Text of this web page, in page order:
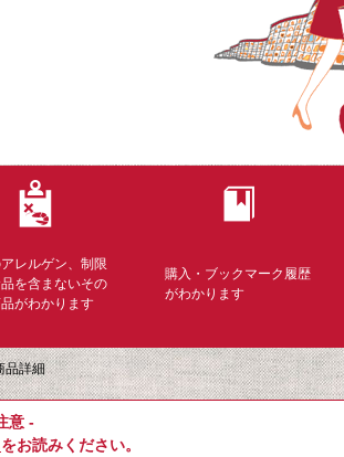
レルゲン、制限
を含まないその
がわかります
購入・ブックマーク履歴
がわかります
品詳細
意 -
をお読みください。